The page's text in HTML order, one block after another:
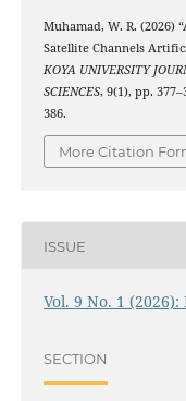
Muhamad, W. R. (2026)
Satellite Channels
KOYA UNIVERSITY
SCIENCES, 9(1), pp.
386.
More Citation
ISSUE
Vol. 9 No. 1
SECTION